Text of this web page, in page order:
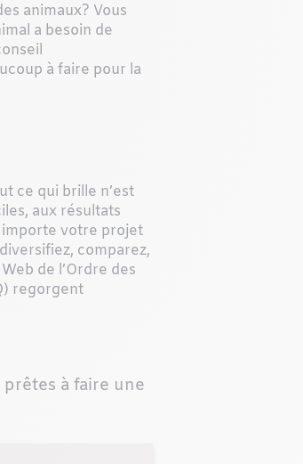
animaux? Vous
a besoin de
à faire pour la
ce qui brille n’est
aux résultats
importe votre projet
comparez,
de l’Ordre des
regorgent
à faire une